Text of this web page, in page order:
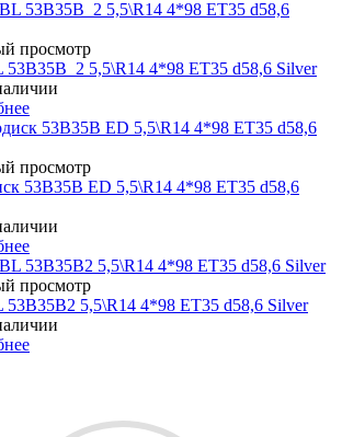
просмотр
53B35B_2 5,5\R14 4*98 ET35 d58,6 Silver
просмотр
53B35B ED 5,5\R14 4*98 ET35 d58,6
просмотр
53B35B2 5,5\R14 4*98 ET35 d58,6 Silver